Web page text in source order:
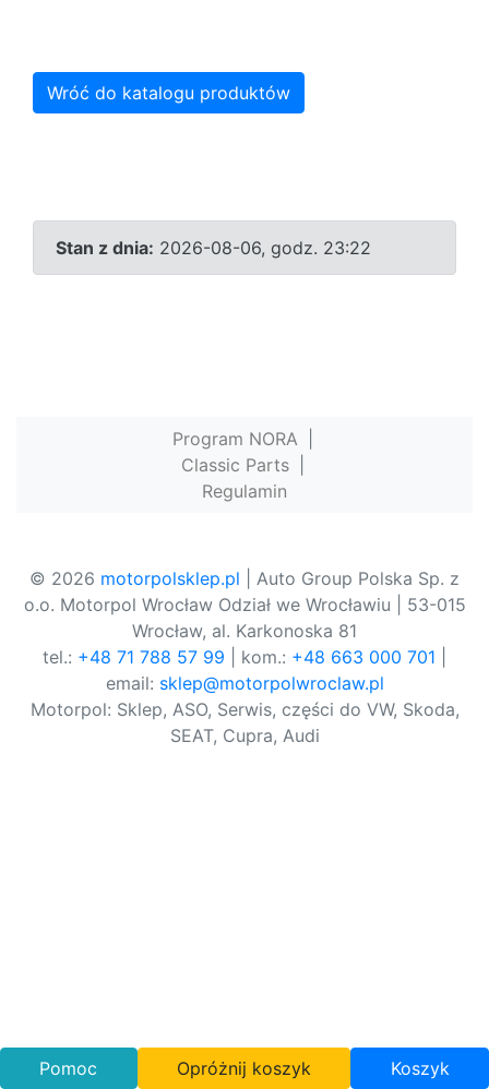
Wróć do katalogu produktów
Stan z dnia: 2026-08-06, godz. 23:22
Program NORA
Classic Parts
Regulamin
© 2026 motorpolsklep.pl | Auto Group Polska Sp. z
o.o. Motorpol Wrocław Odział we Wrocławiu | 53-015
Wrocław, al. Karkonoska 81
tel.: +48 71 788 57 99 | kom.: +48 663 000 701
email: sklep@motorpolwroclaw.pl
Motorpol: Sklep, ASO, Serwis, części do VW, Skoda,
SEAT, Cupra, Audi
Pomoc Opróżnij koszyk Koszyk